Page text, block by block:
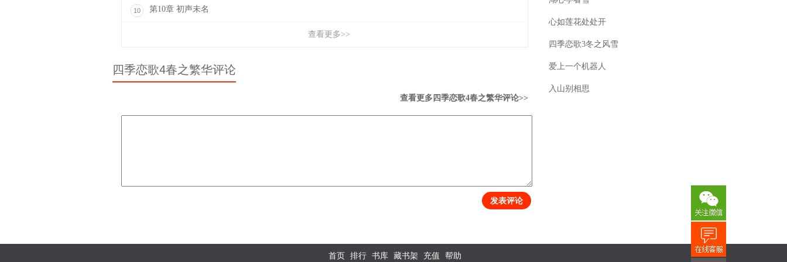
10 第10章 初声未名
查看更多>>
四季恋歌4春之繁华评论
查看更多四季恋歌4春之繁华评论>>
发表评论
心如莲花处处开
四季恋歌3冬之风雪
爱上一个机器人
入山别相思
首页 排行 书库 藏书架 充值 帮助